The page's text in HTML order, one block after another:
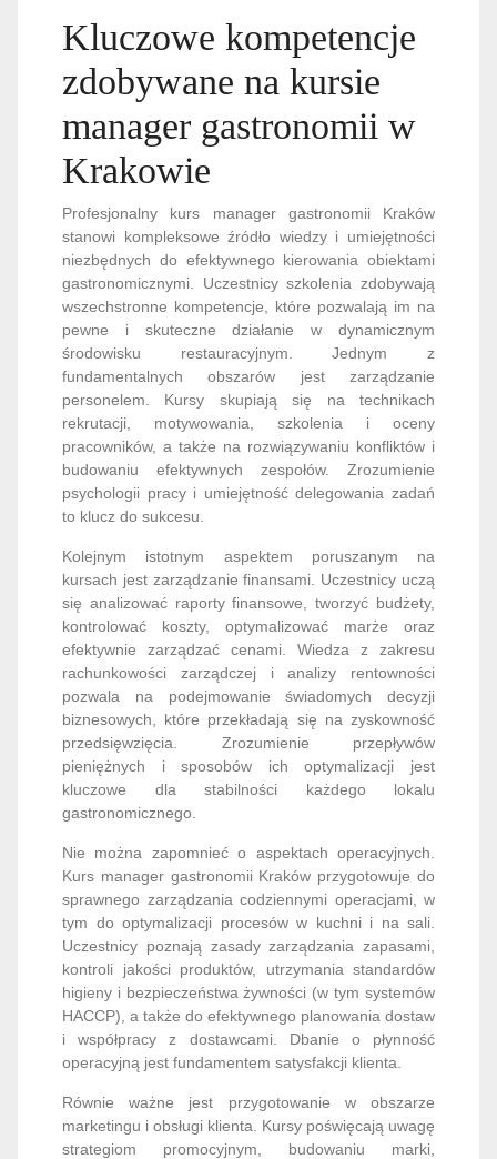
Kluczowe kompetencje
zdobywane na kursie
manager gastronomii w
Krakowie
Profesjonalny kurs manager gastronomii Kraków
stanowi kompleksowe źródło wiedzy i umiejętności
niezbędnych do efektywnego kierowania obiektami
gastronomicznymi. Uczestnicy szkolenia zdobywają
wszechstronne kompetencje, które pozwalają im na
pewne i skuteczne działanie w dynamicznym
środowisku restauracyjnym. Jednym z
fundamentalnych obszarów jest zarządzanie
personelem. Kursy skupiają się na technikach
rekrutacji, motywowania, szkolenia i oceny
pracowników, a także na rozwiązywaniu konfliktów i
budowaniu efektywnych zespołów. Zrozumienie
psychologii pracy i umiejętność delegowania zadań
to klucz do sukcesu.
Kolejnym istotnym aspektem poruszanym na
kursach jest zarządzanie finansami. Uczestnicy uczą
się analizować raporty finansowe, tworzyć budżety,
kontrolować koszty, optymalizować marże oraz
efektywnie zarządzać cenami. Wiedza z zakresu
rachunkowości zarządczej i analizy rentowności
pozwala na podejmowanie świadomych decyzji
biznesowych, które przekładają się na zyskowność
przedsięwzięcia. Zrozumienie przepływów
pieniężnych i sposobów ich optymalizacji jest
kluczowe dla stabilności każdego lokalu
gastronomicznego.
Nie można zapomnieć o aspektach operacyjnych.
Kurs manager gastronomii Kraków przygotowuje do
sprawnego zarządzania codziennymi operacjami, w
tym do optymalizacji procesów w kuchni i na sali.
Uczestnicy poznają zasady zarządzania zapasami,
kontroli jakości produktów, utrzymania standardów
higieny i bezpieczeństwa żywności (w tym systemów
HACCP), a także do efektywnego planowania dostaw
i współpracy z dostawcami. Dbanie o płynność
operacyjną jest fundamentem satysfakcji klienta.
Równie ważne jest przygotowanie w obszarze
marketingu i obsługi klienta. Kursy poświęcają uwagę
strategiom promocyjnym, budowaniu marki,